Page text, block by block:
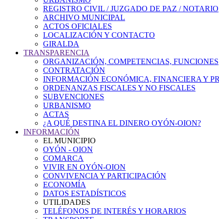
REGISTRO CIVIL / JUZGADO DE PAZ / NOTARIO
ARCHIVO MUNICIPAL
ACTOS OFICIALES
LOCALIZACIÓN Y CONTACTO
GIRALDA
TRANSPARENCIA
ORGANIZACIÓN, COMPETENCIAS, FUNCIONES
CONTRATACIÓN
INFORMACIÓN ECONÓMICA, FINANCIERA Y
ORDENANZAS FISCALES Y NO FISCALES
SUBVENCIONES
URBANISMO
ACTAS
¿A QUÉ DESTINA EL DINERO OYÓN-OION?
INFORMACIÓN
EL MUNICIPIO
OYÓN - OION
COMARCA
VIVIR EN OYÓN-OION
CONVIVENCIA Y PARTICIPACIÓN
ECONOMÍA
DATOS ESTADÍSTICOS
UTILIDADES
TELÉFONOS DE INTERÉS Y HORARIOS